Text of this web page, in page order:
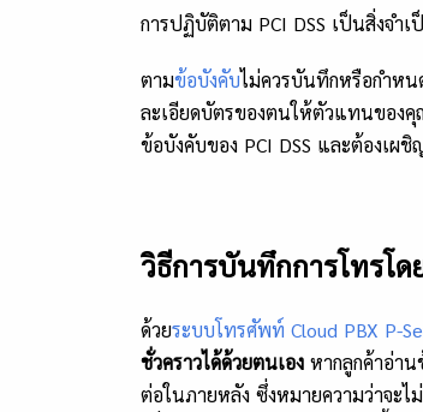
การปฏิบัติตาม PCI DSS เป็นสิ่งจำ
ตามข้อบังคับไม่ควรบันทึกหรือกำหน
ละเอียดบัตรของตนให้ตัวแทนของ
ข้อบังคับของ PCI DSS และต้องเผ
วิธีการบันทึกการโทรโด
ด้วยระบบโทรศัพท์ Cloud PBX P-
ชั่วคราวได้ด้วยตนเอง หากลูกค้าอ่า
ต่อในภายหลัง ซึ่งหมายความว่าจะ